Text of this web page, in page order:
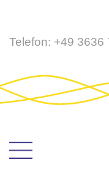
Direkt
Telefon: +49 3636